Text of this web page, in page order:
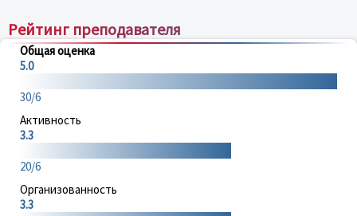
Рейтинг преподавателя
Общая оценка
5.0
30/6
Активность
3.3
20/6
Организованность
3.3